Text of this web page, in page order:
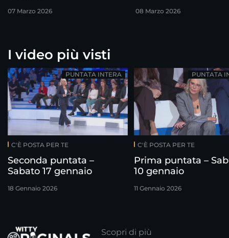
07 Marzo 2026 08 Marzo 2026
I video più visti
C'È POSTA PER TE
Seconda puntata –
Sabato 17 gennaio
18 Gennaio 2026
PUNTATA INTERA
C'È POSTA PER TE
Prima puntata –
10 gennaio
11 Gennaio 2026
PUNTATA
Scopri di più